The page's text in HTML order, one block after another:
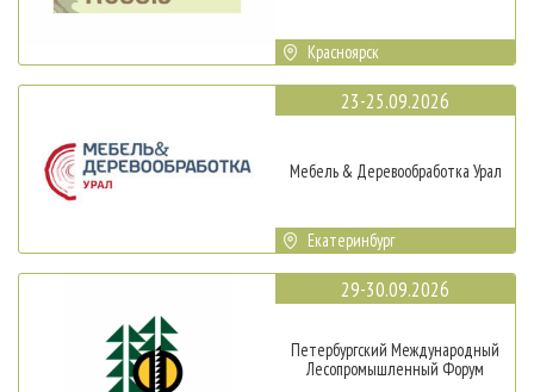
Красноярск
23-25.09.2026
Мебель & Деревообработка Урал
Екатеринбург
29-30.09.2026
Петербургский Международный
Лесопромышленный Форум